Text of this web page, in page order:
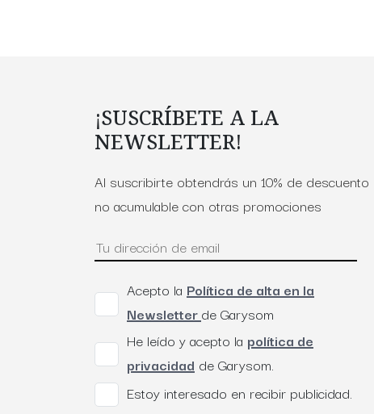
¡SUSCRÍBETE A LA
NEWSLETTER!
Al suscribirte obtendrás un 10% de descuento
no acumulable con otras promociones
Acepto la Política de alta en la
Newsletterde Garysom
He leído y acepto la política de
privacidad de Garysom.
Estoy interesado en recibir publicidad.